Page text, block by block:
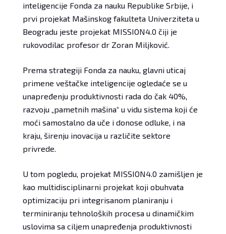
inteligencije Fonda za nauku Republike Srbije, i
prvi projekat Mašinskog fakulteta Univerziteta u
Beogradu jeste projekat MISSION4.0 čiji je
rukovodilac profesor dr Zoran Miljković.
Prema strategiji Fonda za nauku, glavni uticaj
primene veštačke inteligencije ogledaće se u
unapređenju produktivnosti rada do čak 40%,
razvoju „pametnih mašina“ u vidu sistema koji će
moći samostalno da uče i donose odluke, i na
kraju, širenju inovacija u različite sektore
privrede.
U tom pogledu, projekat MISSION4.0 zamišljen je
kao multidisciplinarni projekat koji obuhvata
optimizaciju pri integrisanom planiranju i
terminiranju tehnoloških procesa u dinamičkim
uslovima sa ciljem unapređenja produktivnosti